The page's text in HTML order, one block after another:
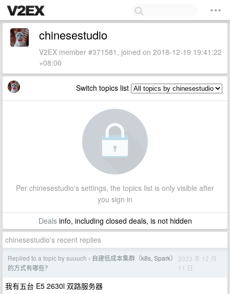
chinesestudio
V2EX member #371581, joined on 2018-12-19 19:41:22
+08:00
Switch topics list
Per chinesestudio's settings, the topics list is only visible after
you sign in
Dealsinfo, including closed deals, is not hidden
chinesestudio's recent replies
Replied to a topic by suuuch › 自建低成本集群（k8s, Spark）
的方式有哪些？
2023 年 12 月
11 日
我有五台 E5 2630l 双路服务器